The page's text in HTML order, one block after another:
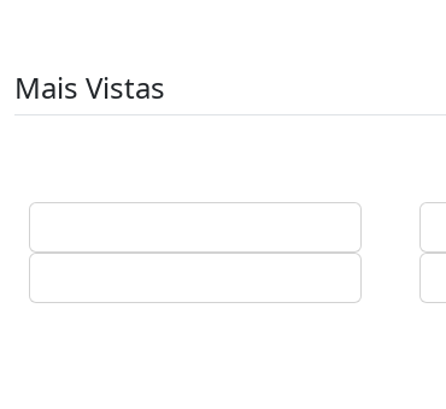
Mais Vistas